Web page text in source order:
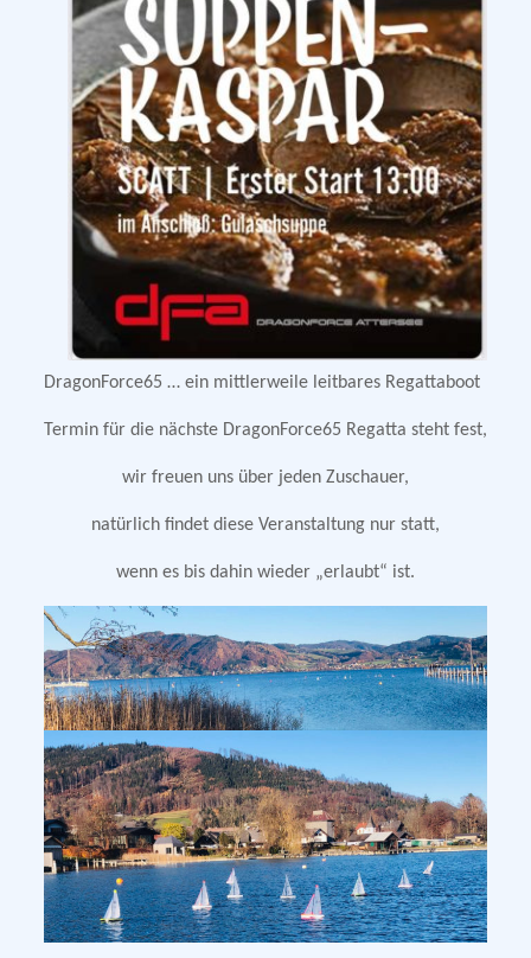
DragonForce65 … ein mittlerweile leitbares Regattaboot
Termin für die nächste DragonForce65 Regatta steht fest,
wir freuen uns über jeden Zuschauer,
natürlich findet diese Veranstaltung nur statt,
wenn es bis dahin wieder „erlaubt“ ist.